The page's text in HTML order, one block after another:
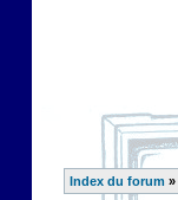
Index du forum »